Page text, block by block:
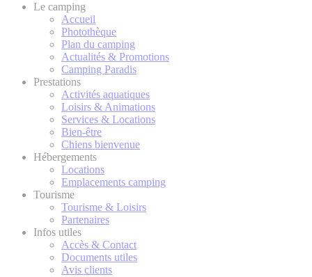
Le camping
Accueil
Photothèque
Plan du camping
Actualités & Promotions
Camping Paradis
Prestations
Activités aquatiques
Loisirs & Animations
Services & Locations
Bien-être
Chiens bienvenue
Hébergements
Locations
Emplacements camping
Tourisme
Tourisme & Loisirs
Partenaires
Infos utiles
Accès & Contact
Documents utiles
Avis clients